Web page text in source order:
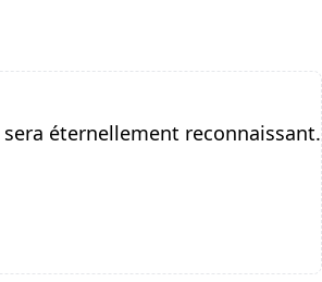
sera éternellement reconnaissant.